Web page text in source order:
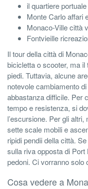
il quartiere
Monte Carlo affari
Monaco-Ville città
Fontvieille
Il tour della città di
bicicletta o scooter, ma
piedi. Tuttavia, alcune
notevole cambiamento
abbastanza difficile. Per
tempo e resistenza, si
l’escursione. Per gli
sette scale mobili e
ripidi pendii della città.
sulla riva opposta di
pedoni. Ci vorranno solo
Cosa vedere a